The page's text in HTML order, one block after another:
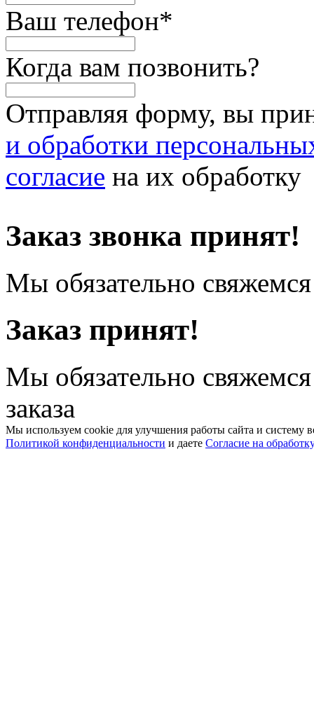
Ваш телефон*
Когда вам позвонить?
Отправляя форму, вы
и обработки
согласие на их обработку
Заказ звонка принят!
Мы обязательно
Заказ принят!
Мы обязательно
заказа
Мы используем cookie для улучшения работы сайта и систему
Политикой конфиденциальности и даете Согласие на